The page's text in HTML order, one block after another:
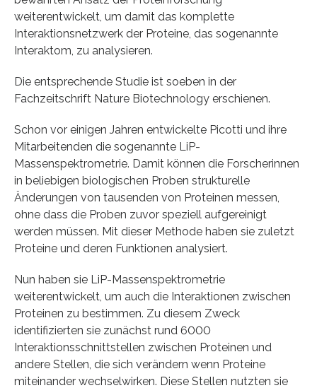
weiterentwickelt, um damit das komplette
Interaktionsnetzwerk der Proteine, das sogenannte
Interaktom, zu analysieren.
Die entsprechende Studie ist soeben in der
Fachzeitschrift Nature Biotechnology erschienen.
Schon vor einigen Jahren entwickelte Picotti und ihre
Mitarbeitenden die sogenannte LiP-
Massenspektrometrie. Damit können die Forscherinnen
in beliebigen biologischen Proben strukturelle
Änderungen von tausenden von Proteinen messen,
ohne dass die Proben zuvor speziell aufgereinigt
werden müssen. Mit dieser Methode haben sie zuletzt
Proteine und deren Funktionen analysiert.
Nun haben sie LiP-Massenspektrometrie
weiterentwickelt, um auch die Interaktionen zwischen
Proteinen zu bestimmen. Zu diesem Zweck
identifizierten sie zunächst rund 6000
Interaktionsschnittstellen zwischen Proteinen und
andere Stellen, die sich verändern wenn Proteine
miteinander wechselwirken. Diese Stellen nutzten sie